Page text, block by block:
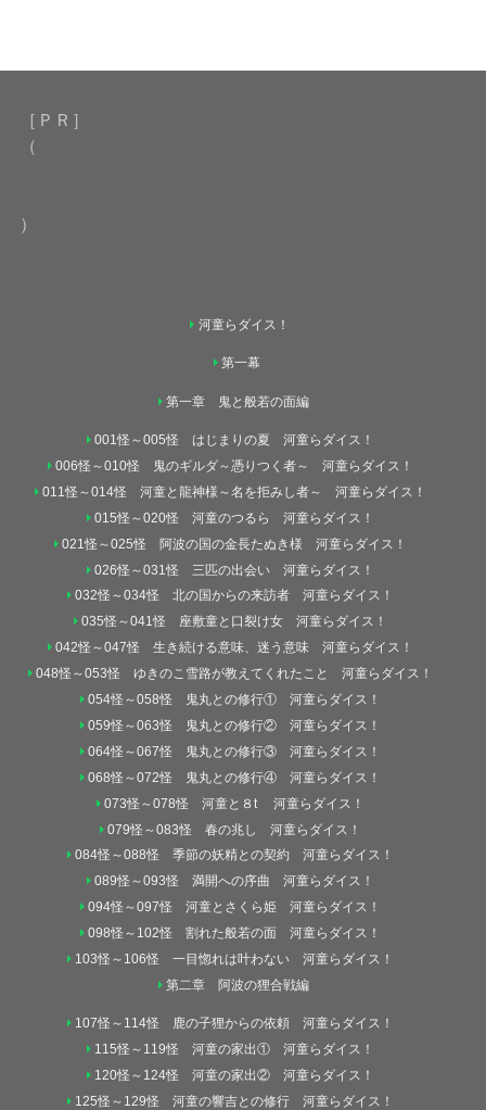
［ＰＲ］
（
）
河童らダイス！
第一幕
第一章 鬼と般若の面編
001怪～005怪 はじまりの夏 河童らダイス！
006怪～010怪 鬼のギルダ～憑りつく者～ 河童らダイス！
011怪～014怪 河童と龍神様～名を拒みし者～ 河童らダイス！
015怪～020怪 河童のつるら 河童らダイス！
021怪～025怪 阿波の国の金長たぬき様 河童らダイス！
026怪～031怪 三匹の出会い 河童らダイス！
032怪～034怪 北の国からの来訪者 河童らダイス！
035怪～041怪 座敷童と口裂け女 河童らダイス！
042怪～047怪 生き続ける意味、迷う意味 河童らダイス！
048怪～053怪 ゆきのこ雪路が教えてくれたこと 河童らダイス！
054怪～058怪 鬼丸との修行① 河童らダイス！
059怪～063怪 鬼丸との修行② 河童らダイス！
064怪～067怪 鬼丸との修行③ 河童らダイス！
068怪～072怪 鬼丸との修行④ 河童らダイス！
073怪～078怪 河童と８t 河童らダイス！
079怪～083怪 春の兆し 河童らダイス！
084怪～088怪 季節の妖精との契約 河童らダイス！
089怪～093怪 満開への序曲 河童らダイス！
094怪～097怪 河童とさくら姫 河童らダイス！
098怪～102怪 割れた般若の面 河童らダイス！
103怪～106怪 一目惚れは叶わない 河童らダイス！
第二章 阿波の狸合戦編
107怪～114怪 鹿の子狸からの依頼 河童らダイス！
115怪～119怪 河童の家出① 河童らダイス！
120怪～124怪 河童の家出② 河童らダイス！
125怪～129怪 河童の響吉との修行 河童らダイス！